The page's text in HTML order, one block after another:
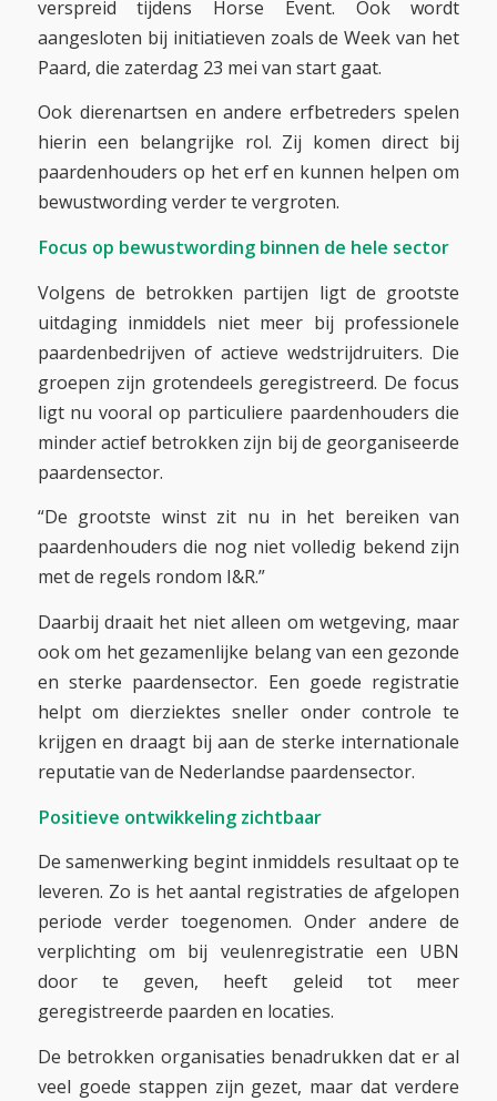
verspreid tijdens Horse Event. Ook wordt
aangesloten bij initiatieven zoals de Week van het
Paard, die zaterdag 23 mei van start gaat.
Ook dierenartsen en andere erfbetreders spelen
hierin een belangrijke rol. Zij komen direct bij
paardenhouders op het erf en kunnen helpen om
bewustwording verder te vergroten.
Focus op bewustwording binnen de hele sector
Volgens de betrokken partijen ligt de grootste
uitdaging inmiddels niet meer bij professionele
paardenbedrijven of actieve wedstrijdruiters. Die
groepen zijn grotendeels geregistreerd. De focus
ligt nu vooral op particuliere paardenhouders die
minder actief betrokken zijn bij de georganiseerde
paardensector.
“De grootste winst zit nu in het bereiken van
paardenhouders die nog niet volledig bekend zijn
met de regels rondom I&R.”
Daarbij draait het niet alleen om wetgeving, maar
ook om het gezamenlijke belang van een gezonde
en sterke paardensector. Een goede registratie
helpt om dierziektes sneller onder controle te
krijgen en draagt bij aan de sterke internationale
reputatie van de Nederlandse paardensector.
Positieve ontwikkeling zichtbaar
De samenwerking begint inmiddels resultaat op te
leveren. Zo is het aantal registraties de afgelopen
periode verder toegenomen. Onder andere de
verplichting om bij veulenregistratie een UBN
door te geven, heeft geleid tot meer
geregistreerde paarden en locaties.
De betrokken organisaties benadrukken dat er al
veel goede stappen zijn gezet, maar dat verdere